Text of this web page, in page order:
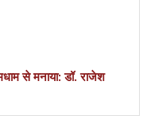
से मनाया: डॉ. राजेश